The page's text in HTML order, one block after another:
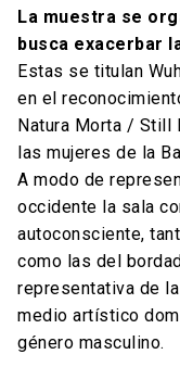
La muestra se
busca exacerbar
Estas se titulan
en el
Natura Morta / Still
las mujeres de la
A modo de
occidente la sala
autoconsciente,
como las del
representativa de
medio artístico
género masculino.